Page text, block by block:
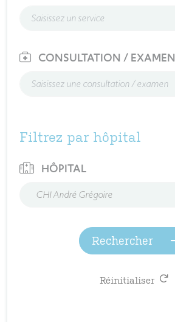
CONSULTATION / EXAMEN
Filtrez par hôpital
HÔPITAL
CHI André Grégoire
Rechercher
Réinitialiser